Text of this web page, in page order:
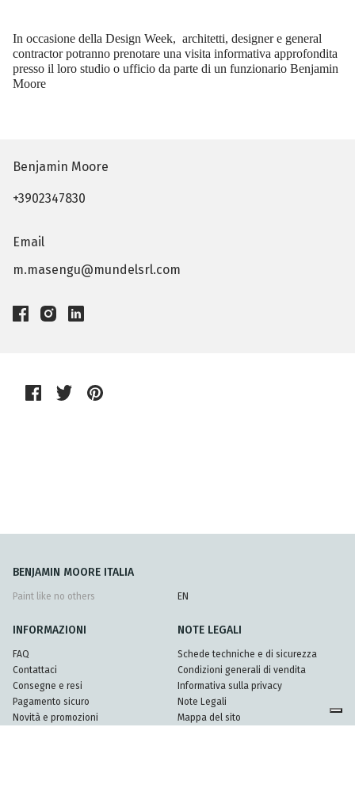
In occasione della Design Week, architetti, designer e general
contractor potranno prenotare una visita informativa approfondita
presso il loro studio o ufficio da parte di un funzionario Benjamin
Moore
Benjamin Moore
+3902347830
Email
m.masengu@mundelsrl.com
BENJAMIN MOORE ITALIA
Paint like no others EN
INFORMAZIONI
FAQ
Contattaci
Consegne e resi
Pagamento sicuro
Novità e promozioni
NOTE LEGALI
Schede techniche e di sicurezza
Condizioni generali di vendita
Informativa sulla privacy
Note Legali
Mappa del sito